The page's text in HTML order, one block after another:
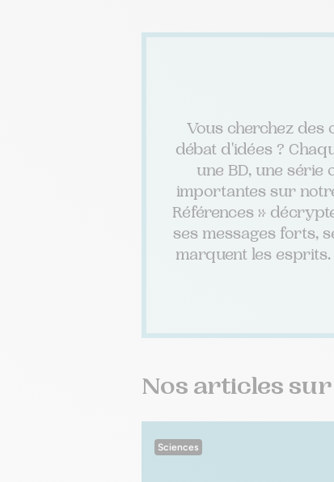
Vous cherchez
débat d'idées ?
une BD, une
importantes sur
Références »
ses messages forts,
marquent les
Nos articles sur
Sciences